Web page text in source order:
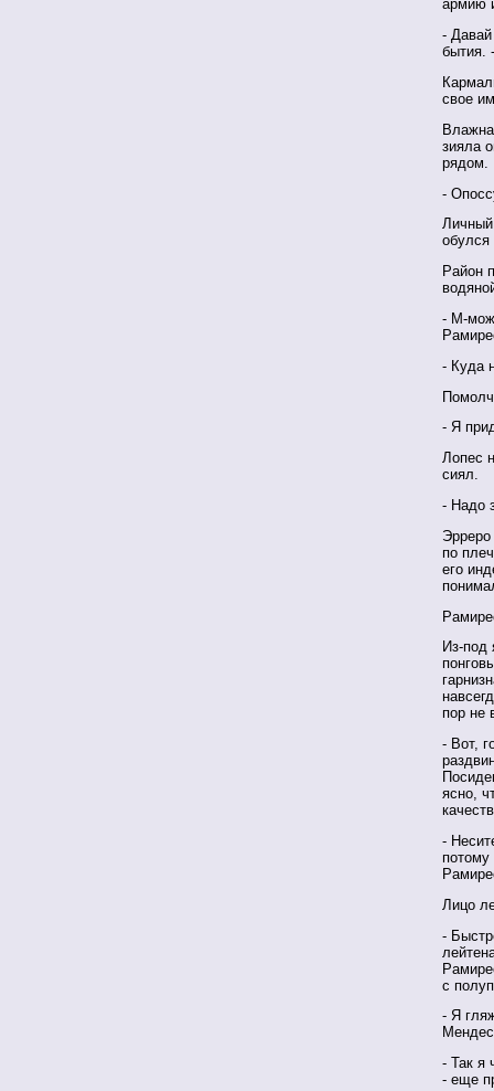
армию
-
бытия.
свое
зияла
рядом.
-
обулся
Район
- М-
- Куда
- Я
Лопес
сиял.
- Надо
по
его
Из-под
пор не
- Вот,
ясно,
-
потому
Лицо
-
с
- Я
- Так я
- еще